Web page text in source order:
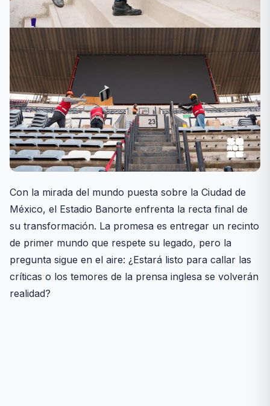
Con la mirada del mundo puesta sobre la Ciudad de
México, el Estadio Banorte enfrenta la recta final de
su transformación. La promesa es entregar un recinto
de primer mundo que respete su legado, pero la
pregunta sigue en el aire: ¿Estará listo para callar las
críticas o los temores de la prensa inglesa se volverán
realidad?